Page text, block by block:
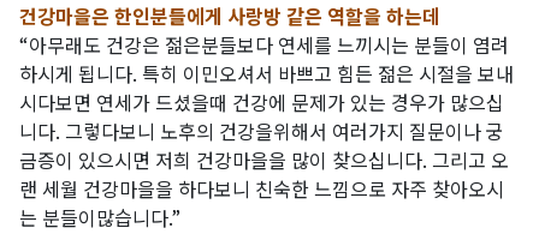
건강마을은 한인분들에게 사랑방 같은 역할을 하는데
“아무래도 건강은 젊은분들보다 연세를 느끼시는 분들이 염려
하시게 됩니다. 특히 이민오셔서 바쁘고 힘든 젊은 시절을 보내
시다보면 연세가 드셨을때 건강에 문제가 있는 경우가 많으십
니다. 그렇다보니 노후의 건강을위해서 여러가지 질문이나 궁
금증이 있으시면 저희 건강마을을 많이 찾으십니다. 그리고 오
랜 세월 건강마을을 하다보니 친숙한 느낌으로 자주 찾아오시
는 분들이많습니다.”